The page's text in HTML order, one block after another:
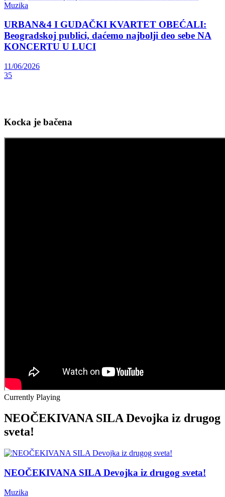
Muzika
URBAN&4 I GUDAČKI KVARTET OBEĆALI:
Beogradskoj publici, daćemo najbolji deo sebe NA
KONCERTU U LUCI
11/06/2026
35
Kocka je bačena
Currently Playing
NEOČEKIVANA SILA Devojka iz drugog
sveta!
NEOČEKIVANA SILA Devojka iz drugog sveta!
Muzika